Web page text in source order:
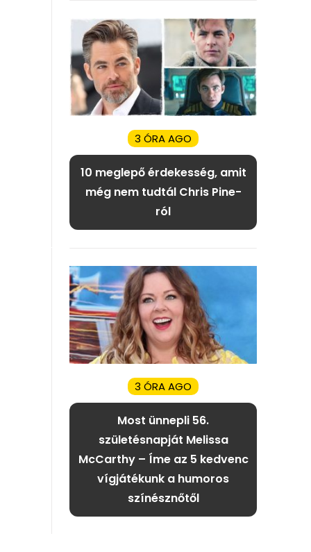
3 ÓRA AGO
10 meglepő érdekesség, amit
még nem tudtál Chris Pine-
ról
3 ÓRA AGO
Most ünnepli 56.
születésnapját Melissa
McCarthy – Íme az 5 kedvenc
vígjátékunk a humoros
színésznőtől